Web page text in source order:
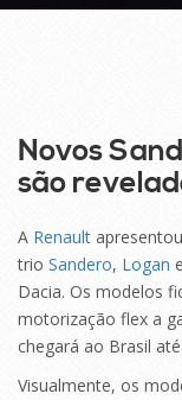
Novos
são
A Renault
trio Sandero, Logan
Dacia. Os modelos
motorização flex a
chegará ao Brasil
Visualmente, os